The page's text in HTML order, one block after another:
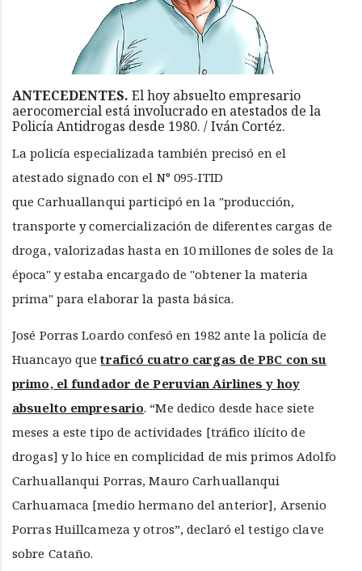
ANTECEDENTES. El hoy absuelto empresario
aerocomercial está involucrado en atestados de la
Policía Antidrogas desde 1980. / Iván Cortéz.
La policía especializada también precisó en el
atestado signado con el N° 095-ITID
que Carhuallanqui participó en la "producción,
transporte y comercialización de diferentes cargas de
droga, valorizadas hasta en 10 millones de soles de la
época" y estaba encargado de "obtener la materia
prima" para elaborar la pasta básica.
José Porras Loardo confesó en 1982 ante la policía de
Huancayo quetraficó cuatro cargas de PBC con su
primo, el fundador de Peruvian Airlines y hoy
absuelto empresario. “Me dedico desde hace siete
meses a este tipo de actividades [tráfico ilícito de
drogas] y lo hice en complicidad de mis primos Adolfo
Carhuallanqui Porras, Mauro Carhuallanqui
Carhuamaca [medio hermano del anterior], Arsenio
Porras Huillcameza y otros”, declaró el testigo clave
sobre Cataño.